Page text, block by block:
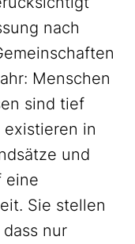
nach
Menschen
sind tief
in
und
eine
Sie stellen
nur